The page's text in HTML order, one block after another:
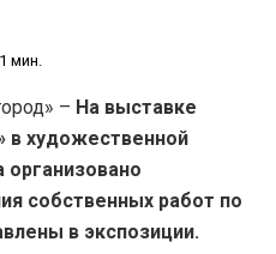
мин.
– На выставке
в художественной
организовано
собственных работ по
в экспозиции.